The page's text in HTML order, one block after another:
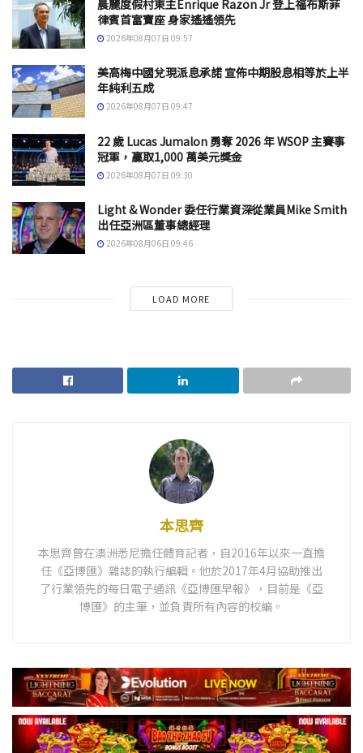
晨麗度假村東主Enrique Razon Jr 登上福布斯菲
律賓首富寶座 身家遙遙領先
2026年08月07日 09:57
美高梅中國兌現派息承諾 宣佈中期股息相等於上半
年純利五成
2026年08月07日 09:47
22 歲 Lucas Jumalon 勇奪 2026 年 WSOP 主賽事
冠軍，贏取1,000 萬美元獎金
2026年08月07日 09:30
Light & Wonder 委任行業資深從業員Mike Smith
出任亞洲區董事總經理
2026年08月06日 09:46
LOAD MORE
本思齊
本思齊曾在澳洲悉尼擔任體育記者，自2016年以來一直擔
任《亞博匯》雜誌的執行編輯。他於2017年4月協助推出
了行業領先的每日電子通訊《亞博匯早報》，目前是《亞
博匯》的主筆，並負責所有內容的校編。